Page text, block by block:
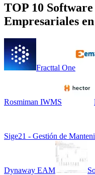
TOP 10 Software
Empresariales en
Fracttal One
Rosmiman IWMS
Sige21 - Gestión de
Dynaway EAM